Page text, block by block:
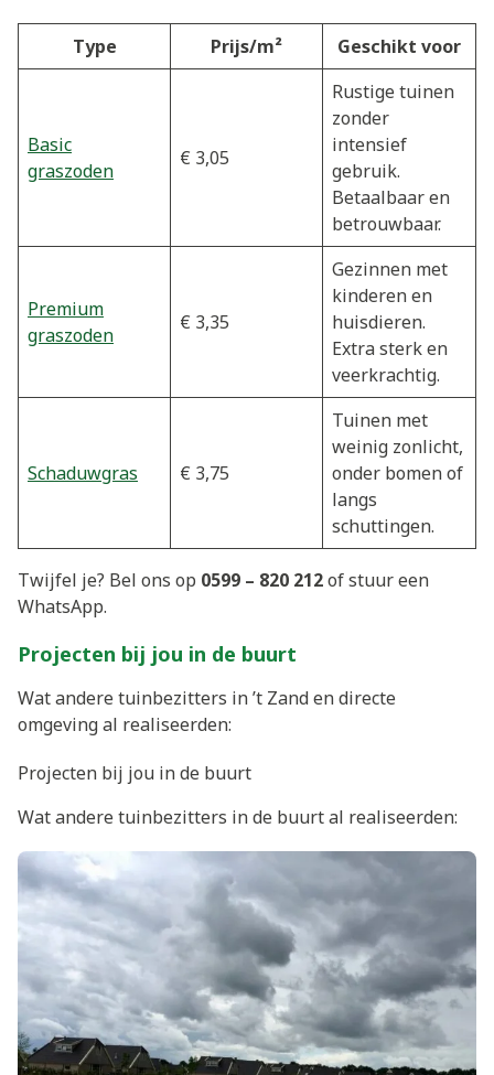
Type Prijs/m² Geschikt voor
Basic
graszoden
€ 3,05
Rustige tuinen
zonder
intensief
gebruik.
Betaalbaar en
betrouwbaar.
Premium
graszoden
€ 3,35
Gezinnen met
kinderen en
huisdieren.
Extra sterk en
veerkrachtig.
Schaduwgras € 3,75
Tuinen met
weinig zonlicht,
onder bomen of
langs
schuttingen.
Twijfel je? Bel ons op 0599 – 820 212of stuur een
WhatsApp.
Projecten bij jou in de buurt
Wat andere tuinbezitters in ’t Zand en directe
omgeving al realiseerden:
Projecten bij jou in de buurt
Wat andere tuinbezitters in de buurt al realiseerden: